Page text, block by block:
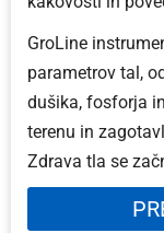
GroLine
parametrov tal,
dušika, fosforja
terenu in
Zdrava tla se